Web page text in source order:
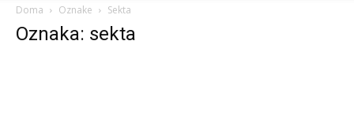
Doma Oznake Sekta
Oznaka: sekta